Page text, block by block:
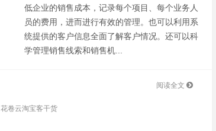
低企业的销售成本，记录每个项目、每个业务人
员的费用，进而进行有效的管理。也可以利用系
统提供的客户信息全面了解客户情况。还可以科
学管理销售线索和销售机...
阅读全文
花卷云淘宝客干货